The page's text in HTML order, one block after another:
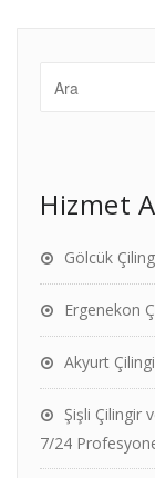
Hizmet
Gölcük
Ergenekon
Akyurt
Şişli Çilingir
7/24